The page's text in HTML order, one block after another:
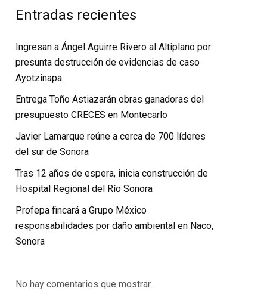
Entradas recientes
Ingresan a Ángel Aguirre Rivero al Altiplano por
presunta destrucción de evidencias de caso
Ayotzinapa
Entrega Toño Astiazarán obras ganadoras del
presupuesto CRECES en Montecarlo
Javier Lamarque reúne a cerca de 700 líderes
del sur de Sonora
Tras 12 años de espera, inicia construcción de
Hospital Regional del Río Sonora
Profepa fincará a Grupo México
responsabilidades por daño ambiental en Naco,
Sonora
No hay comentarios que mostrar.